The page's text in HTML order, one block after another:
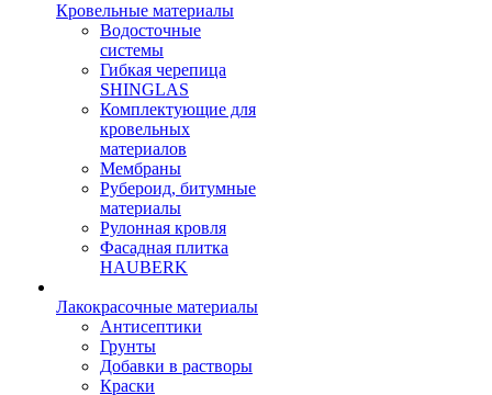
Кровельные материалы
Водосточные
системы
Гибкая черепица
SHINGLAS
Комплектующие для
кровельных
материалов
Мембраны
Рубероид, битумные
материалы
Рулонная кровля
Фасадная плитка
HAUBERK
Лакокрасочные материалы
Антисептики
Грунты
Добавки в растворы
Краски